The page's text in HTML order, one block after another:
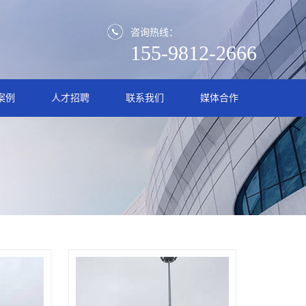
咨询热线：
155-9812-2666
例 人才招聘 联系我们 媒体合作